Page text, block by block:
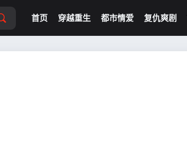
首页 穿越重生 都市情爱 复仇爽剧